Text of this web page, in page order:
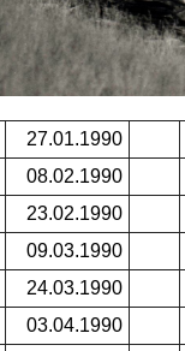
27.01.1990
08.02.1990
23.02.1990
09.03.1990
24.03.1990
03.04.1990